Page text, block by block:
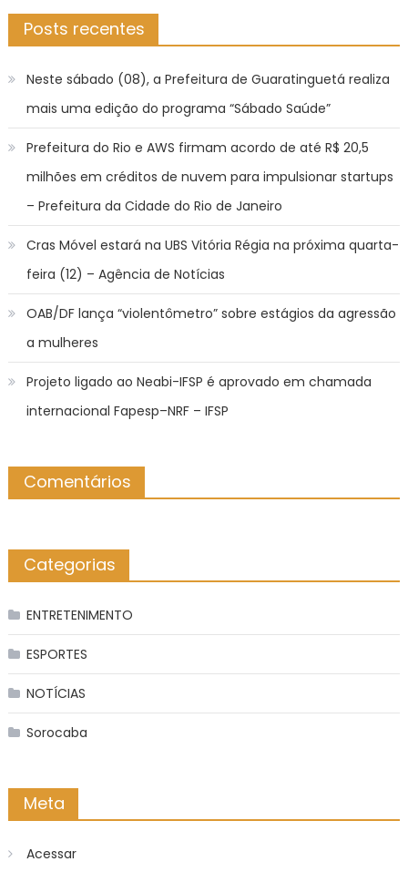
Posts recentes
Neste sábado (08), a Prefeitura de Guaratinguetá realiza
mais uma edição do programa “Sábado Saúde”
Prefeitura do Rio e AWS firmam acordo de até R$ 20,5
milhões em créditos de nuvem para impulsionar startups
– Prefeitura da Cidade do Rio de Janeiro
Cras Móvel estará na UBS Vitória Régia na próxima quarta-
feira (12) – Agência de Notícias
OAB/DF lança “violentômetro” sobre estágios da agressão
a mulheres
Projeto ligado ao Neabi-IFSP é aprovado em chamada
internacional Fapesp–NRF – IFSP
Comentários
Categorias
ENTRETENIMENTO
ESPORTES
NOTÍCIAS
Sorocaba
Meta
Acessar